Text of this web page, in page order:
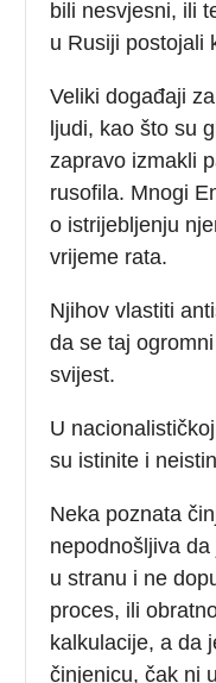
bili nesvjesni, ili
u Rusiji postojali
Veliki događaji
ljudi, kao što su
zapravo izmakli
rusofila. Mnogi
o istrijebljenju
vrijeme rata.
Njihov vlastiti
da se taj
svijest.
U
su istinite i
Neka poznata
nepodnošljiva
u stranu i ne
proces, ili
kalkulacije, a da
činjenicu, čak ni